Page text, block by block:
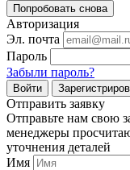
Попробовать снова
Авторизация
Эл. почта
Пароль
Забыли пароль?
Войти
Отправить заявку
Отправьте нам свою
менеджеры
уточнения деталей
Имя